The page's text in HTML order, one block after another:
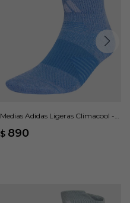
Medias Adidas Ligeras Climacool -
$ 890